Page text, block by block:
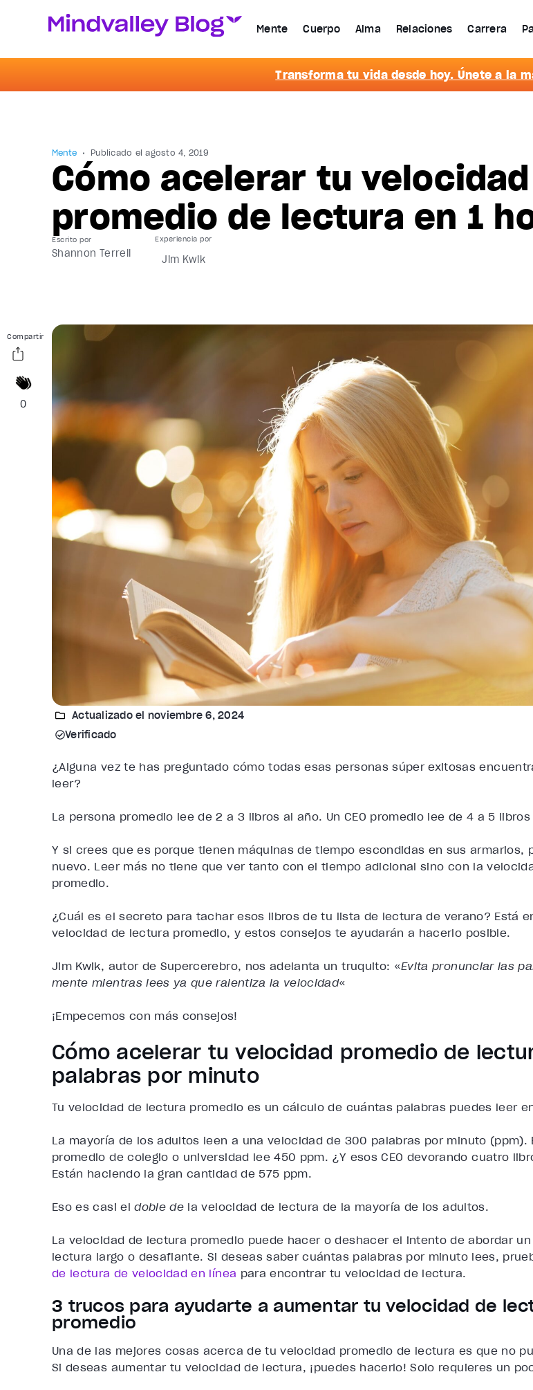
Mente Cuerpo Alma Relaciones Carrera
Transforma tu vida desde hoy. Únete a la
Mente Publicado elagosto 4, 2019
Cómo acelerar tu velocidad
promedio de lectura en 1
Escrito por
Shannon Terrell Jim Kwik
Compartir
0
Actualizado el noviembre 6, 2024
Verificado
¿Alguna vez te has preguntado cómo todas esas personas súper exitosas
leer?
La persona promedio lee de 2 a 3 libros al año. Un CEO promedio lee de 4 a 5
Y si crees que es porque tienen máquinas de tiempo escondidas en sus armarios,
nuevo. Leer más no tiene que ver tanto con el tiempo adicional sino con la
promedio.
¿Cuál es el secreto para tachar esos libros de tu lista de lectura de verano? Está
velocidad de lectura promedio, y estos consejos te ayudarán a hacerlo posible.
Jim Kwik, autor de Supercerebro, nos adelanta un truquito: «Evita pronunciar las
mente mientras lees ya que ralentiza la velocidad«
¡Empecemos con más consejos!
Cómo acelerar tu velocidad promedio de
palabras por minuto
Tu velocidad de lectura promedio es un cálculo de cuántas palabras puedes leer
La mayoría de los adultos leen a una velocidad de 300 palabras por minuto (ppm).
promedio de colegio o universidad lee 450 ppm. ¿Y esos CEO devorando cuatro
Están haciendo la gran cantidad de 575 ppm.
Eso es casi eldoble de la velocidad de lectura de la mayoría de los adultos.
La velocidad de lectura promedio puede hacer o deshacer el intento de abordar
lectura largo o desafiante. Si deseas saber cuántas palabras por minuto lees,
de lectura de velocidad en línea para encontrar tu velocidad de lectura.
3 trucos para ayudarte a aumentar tu velocidad de
promedio
Una de las mejores cosas acerca de tu velocidad promedio de lectura es que no
Si deseas aumentar tu velocidad de lectura, ¡puedes hacerlo! Solo requieres un